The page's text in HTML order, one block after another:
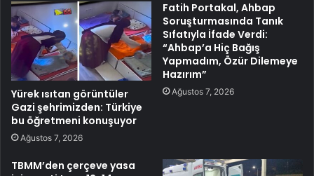
Yürek ısıtan görüntüler
Gazi şehrimizden: Türkiye
bu öğretmeni konuşuyor
Ağustos 7, 2026
Fatih Portakal, Ahbap
Soruşturmasında Tanık
Sıfatıyla İfade Verdi:
“Ahbap’a Hiç Bağış
Yapmadım, Özür Dilemeye
Hazırım”
Ağustos 7, 2026
TBMM’den çerçeve yasa